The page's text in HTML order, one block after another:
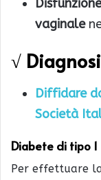
vaginale
√ Diagnosi
Diffidare
Società
Diabete di tipo 1
Per effettuare